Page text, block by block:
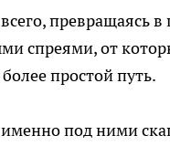
превращаясь
спреями, от
простой путь.
под ними